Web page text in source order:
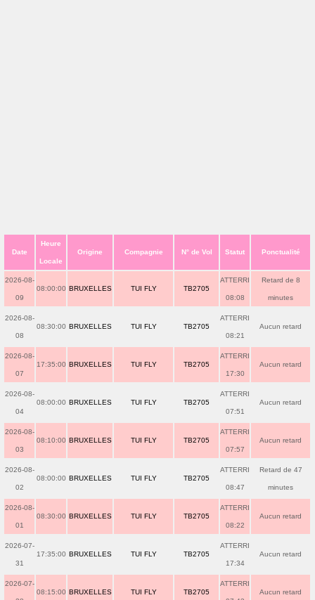
Date
Heure
Locale
Origine Compagnie N° de Vol Statut Ponctualité
2026-08-
09
08:00:00 BRUXELLES TUI FLY TB2705
ATTERRI
08:08
Retard de 8
minutes
2026-08-
08
08:30:00 BRUXELLES TUI FLY TB2705
ATTERRI
08:21
Aucun retard
2026-08-
07
17:35:00 BRUXELLES TUI FLY TB2705
ATTERRI
17:30
Aucun retard
2026-08-
04
08:00:00 BRUXELLES TUI FLY TB2705
ATTERRI
07:51
Aucun retard
2026-08-
03
08:10:00 BRUXELLES TUI FLY TB2705
ATTERRI
07:57
Aucun retard
2026-08-
02
08:00:00 BRUXELLES TUI FLY TB2705
ATTERRI
08:47
Retard de 47
minutes
2026-08-
01
08:30:00 BRUXELLES TUI FLY TB2705
ATTERRI
08:22
Aucun retard
2026-07-
31
17:35:00 BRUXELLES TUI FLY TB2705
ATTERRI
17:34
Aucun retard
2026-07-
08:15:00 BRUXELLES TUI FLY TB2705
ATTERRI
Aucun retard